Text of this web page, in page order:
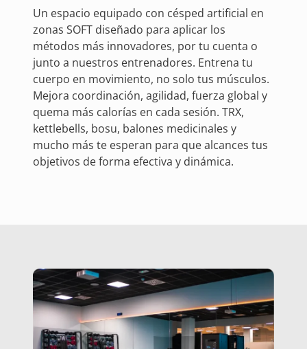
Un espacio equipado con césped artificial en
zonas SOFT diseñado para aplicar los
métodos más innovadores, por tu cuenta o
junto a nuestros entrenadores. Entrena tu
cuerpo en movimiento, no solo tus músculos.
Mejora coordinación, agilidad, fuerza global y
quema más calorías en cada sesión. TRX,
kettlebells, bosu, balones medicinales y
mucho más te esperan para que alcances tus
objetivos de forma efectiva y dinámica.